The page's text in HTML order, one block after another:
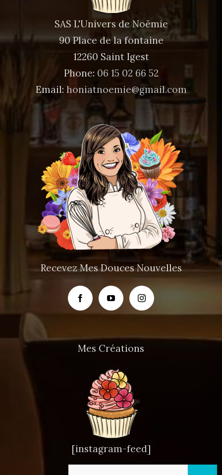
SAS L'Univers de Noëmie
90 Place de la fontaine
12260 Saint Igest
Phone: 06 15 02 66 52
Email: honiatnoemie@gmail.com
Recevez Mes Douces Nouvelles
Mes Créations
[instagram-feed]